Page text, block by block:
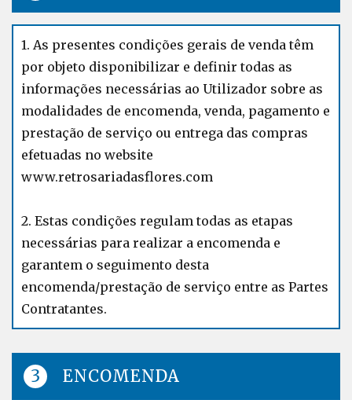
1. As presentes condições gerais de venda têm
por objeto disponibilizar e definir todas as
informações necessárias ao Utilizador sobre as
modalidades de encomenda, venda, pagamento e
prestação de serviço ou entrega das compras
efetuadas no website
www.retrosariadasflores.com
2. Estas condições regulam todas as etapas
necessárias para realizar a encomenda e
garantem o seguimento desta
encomenda/prestação de serviço entre as Partes
Contratantes.
ENCOMENDA